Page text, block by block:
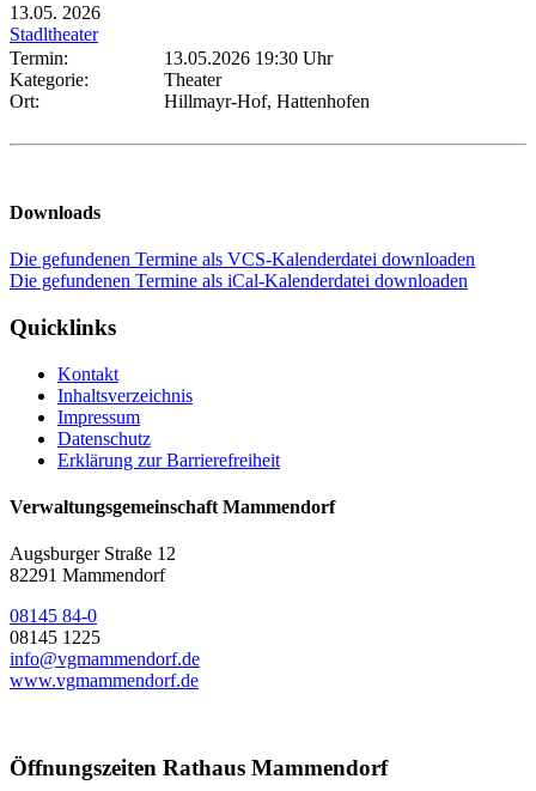
13.05. 2026
Stadltheater
Termin:
13.05.2026 19:30 Uhr
Kategorie:
Theater
Ort:
Hillmayr-Hof, Hattenhofen
Downloads
Die gefundenen Termine als VCS-Kalenderdatei downloaden
Die gefundenen Termine als iCal-Kalenderdatei downloaden
Quicklinks
Kontakt
Inhaltsverzeichnis
Impressum
Datenschutz
Erklärung zur Barrierefreiheit
Verwaltungsgemeinschaft Mammendorf
Augsburger Straße 12
82291 Mammendorf
08145 84-0
08145 1225
info@vgmammendorf.de
www.vgmammendorf.de
Öffnungszeiten Rathaus Mammendorf